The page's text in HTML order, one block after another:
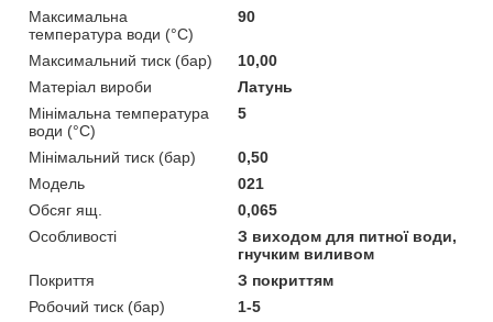
Максимальна
температура води (°C)
90
Максимальний тиск (бар)
10,00
Матеріал вироби
Латунь
Мінімальна температура
води (°C)
5
Мінімальний тиск (бар)
0,50
Мoдель
021
Обсяг ящ.
0,065
Особливості
З виходом для питної води,
гнучким виливом
Покриття
З покриттям
Робочий тиск (бар)
1-5